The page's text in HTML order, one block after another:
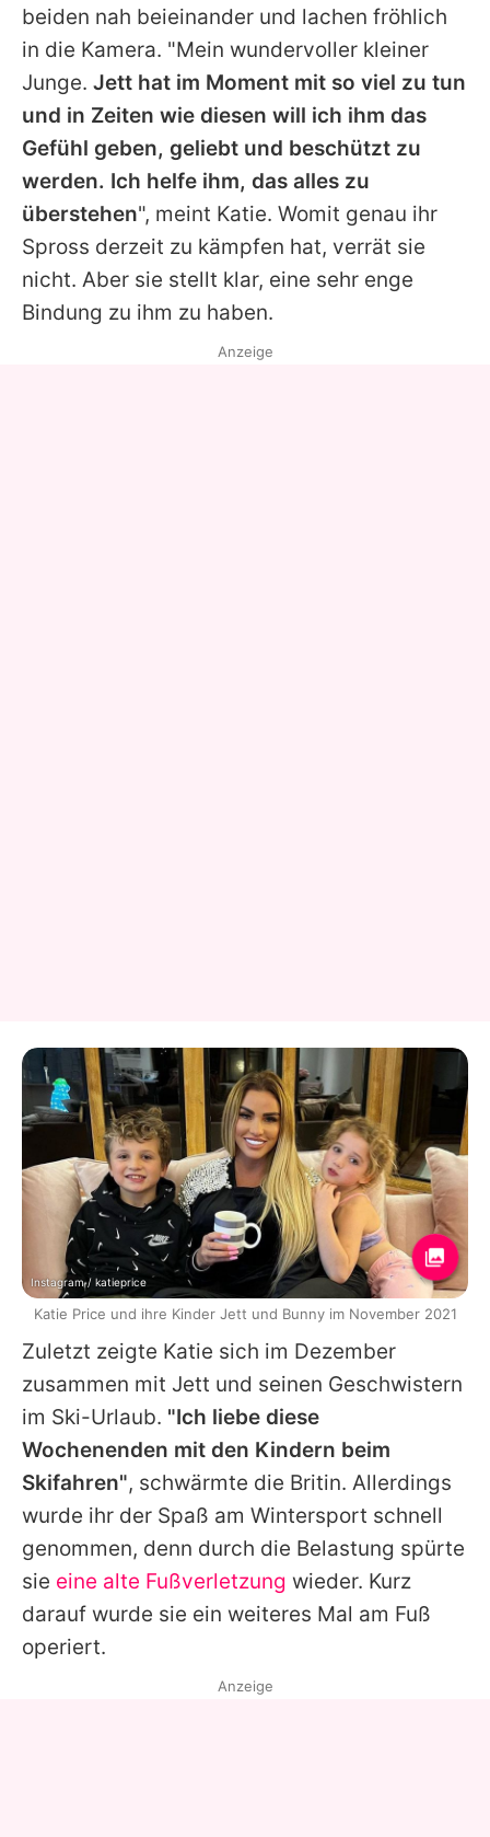
beiden nah beieinander und lachen fröhlich
in die Kamera. "Mein wundervoller kleiner
Junge. Jett hat im Moment mit so viel zu tun
und in Zeiten wie diesen will ich ihm das
Gefühl geben, geliebt und beschützt zu
werden. Ich helfe ihm, das alles zu
überstehen", meint Katie. Womit genau ihr
Spross derzeit zu kämpfen hat, verrät sie
nicht. Aber sie stellt klar, eine sehr enge
Bindung zu ihm zu haben.
Zuletzt zeigte Katie sich im Dezember
zusammen mit Jett und seinen Geschwistern
im Ski-Urlaub. "Ich liebe diese
Wochenenden mit den Kindern beim
Skifahren", schwärmte die Britin. Allerdings
wurde ihr der Spaß am Wintersport schnell
genommen, denn durch die Belastung spürte
sie eine alte Fußverletzung wieder. Kurz
darauf wurde sie ein weiteres Mal am Fuß
operiert.
Anzeige
Instagram / katieprice
Katie Price und ihre Kinder Jett und Bunny im November 2021
Anzeige